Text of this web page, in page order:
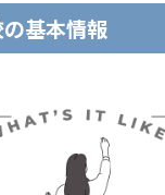
基本情報